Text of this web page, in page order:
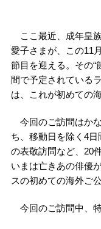
ここ最近、成年皇
愛子さまが、この11
節目を迎える。その“
間で予定されている
は、これが初めての
今回のご訪問はか
ち、移動日を除く4
の表敬訪問など、20
いまは亡きあの俳優
スの初めての海外ご
今回のご訪問中、